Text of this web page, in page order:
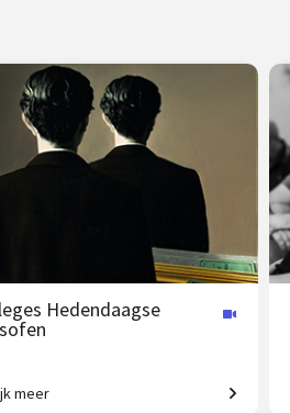
Hedendaagse
en identiteit tot
meer